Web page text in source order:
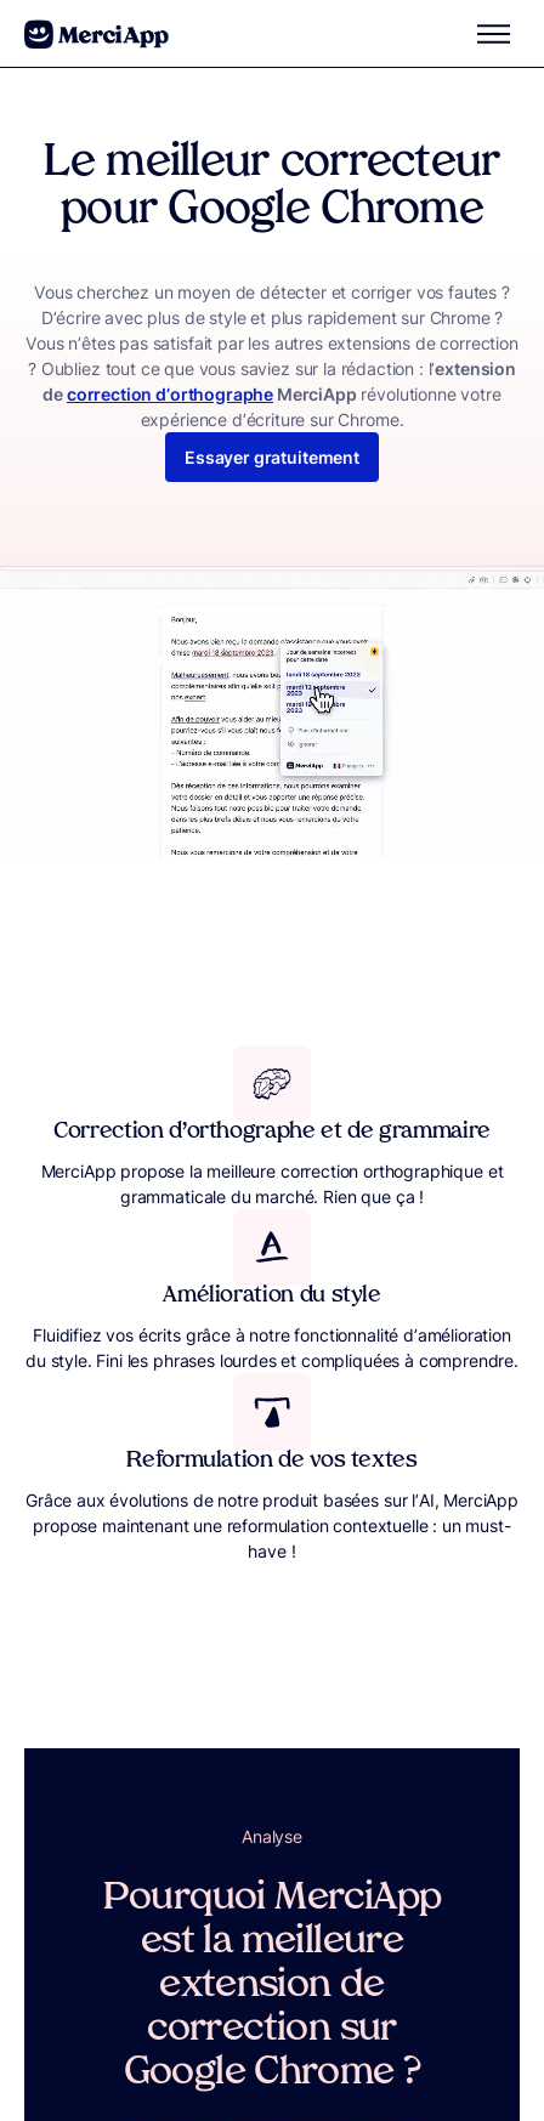
Aller au contenu
Le meilleur correcteur
pour Google Chrome
Vous cherchez un moyen de détecter et corriger vos fautes ?
D’écrire avec plus de style et plus rapidement sur Chrome ?
Vous n’êtes pas satisfait par les autres extensions de correction
? Oubliez tout ce que vous saviez sur la rédaction : l’extension
decorrection d’orthographe MerciApp révolutionne votre
expérience d’écriture sur Chrome.
Essayer gratuitement
Correction d’orthographe et de grammaire
MerciApp propose la meilleure correction orthographique et
grammaticale du marché. Rien que ça !
Amélioration du style
Fluidifiez vos écrits grâce à notre fonctionnalité d’amélioration
du style. Fini les phrases lourdes et compliquées à comprendre.
Reformulation de vos textes
Grâce aux évolutions de notre produit basées sur l’AI, MerciApp
propose maintenant une reformulation contextuelle : un must-
have !
Analyse
Pourquoi MerciApp
est la meilleure
extension de
correction sur
Google Chrome ?